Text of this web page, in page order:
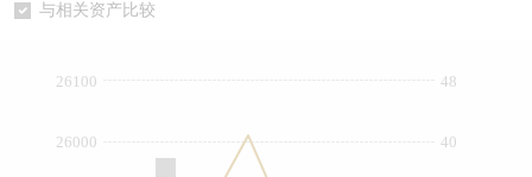
与相关资产比较
40
48
26000
26100